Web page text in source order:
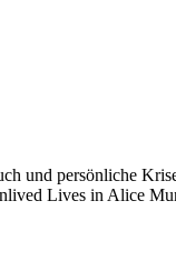
und persönliche
Lives in Alice